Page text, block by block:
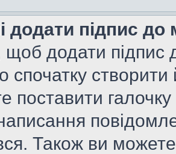
додати підпис
щоб додати
спочатку
поставити
Також ви